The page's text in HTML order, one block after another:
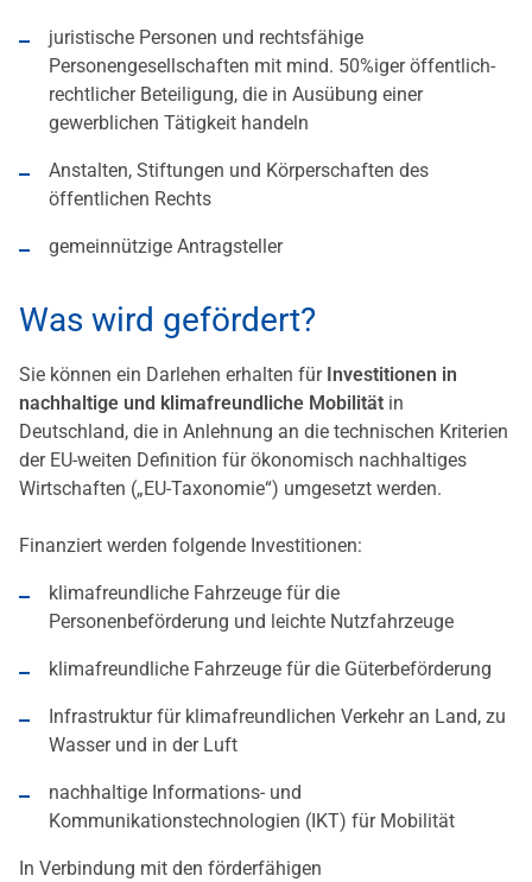
juristische Personen und rechtsfähige
Personengesellschaften mit mind. 50%iger öffentlich-
rechtlicher Beteiligung, die in Ausübung einer
gewerblichen Tätigkeit handeln
Anstalten, Stiftungen und Körperschaften des
öffentlichen Rechts
gemeinnützige Antragsteller
Was wird gefördert?
Sie können ein Darlehen erhalten für Investitionen in
nachhaltige und klimafreundliche Mobilität in
Deutschland, die in Anlehnung an die technischen Kriterien
der EU-weiten Definition für ökonomisch nachhaltiges
Wirtschaften („EU-Taxonomie“) umgesetzt werden.
Finanziert werden folgende Investitionen:
klimafreundliche Fahrzeuge für die
Personenbeförderung und leichte Nutzfahrzeuge
klimafreundliche Fahrzeuge für die Güterbeförderung
Infrastruktur für klimafreundlichen Verkehr an Land, zu
Wasser und in der Luft
nachhaltige Informations- und
Kommunikationstechnologien (IKT) für Mobilität
In Verbindung mit den förderfähigen